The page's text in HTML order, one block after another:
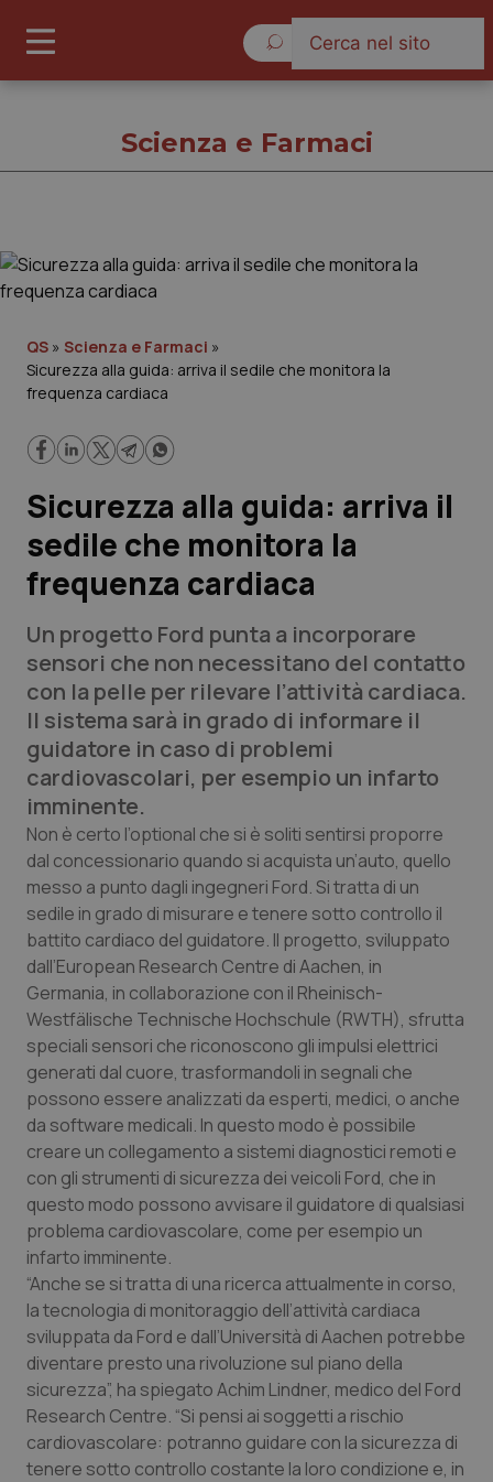
Governo e Parlamento
Regioni e Asl
Lavoro e Professioni
Scienza e Farmaci
Studi e Analisi
Lettere al direttore
Edizioni Regionali
QS Pro
Professionisti Sanitari.AI
Abruzzo
Basilicata
Calabria
Campania
Emilia-Romagna
Friuli Venezia Giulia
Lazio
Liguria
Lombardia
Marche
Molise
QS Pro Gold
Artrite & artrosi
Asma & BPCO
Car-T
Colesterolo & coronaropatie
Dermatite Atopica
Diabete & glucometri
Disturbi dell’umore
Dolore
Donna & Salute
Epatiti
QS Club Newsletter
Scienza e Farmaci
QS » Scienza e Farmaci »
Sicurezza alla guida: arriva il sedile che monitora la
frequenza cardiaca
Sicurezza alla guida: arriva il
sedile che monitora la
frequenza cardiaca
Un progetto Ford punta a incorporare
sensori che non necessitano del contatto
con la pelle per rilevare l’attività cardiaca.
Il sistema sarà in grado di informare il
guidatore in caso di problemi
cardiovascolari, per esempio un infarto
imminente.
Non è certo l’optional che si è soliti sentirsi proporre
dal concessionario quando si acquista un’auto, quello
messo a punto dagli ingegneri Ford. Si tratta di un
sedile in grado di misurare e tenere sotto controllo il
battito cardiaco del guidatore. Il progetto, sviluppato
dall’European Research Centre di Aachen, in
Germania, in collaborazione con il Rheinisch-
Westfälische Technische Hochschule (RWTH), sfrutta
speciali sensori che riconoscono gli impulsi elettrici
generati dal cuore, trasformandoli in segnali che
possono essere analizzati da esperti, medici, o anche
da software medicali. In questo modo è possibile
creare un collegamento a sistemi diagnostici remoti e
con gli strumenti di sicurezza dei veicoli Ford, che in
questo modo possono avvisare il guidatore di qualsiasi
problema cardiovascolare, come per esempio un
infarto imminente.
“Anche se si tratta di una ricerca attualmente in corso,
la tecnologia di monitoraggio dell’attività cardiaca
sviluppata da Ford e dall’Università di Aachen potrebbe
diventare presto una rivoluzione sul piano della
sicurezza”, ha spiegato Achim Lindner, medico del Ford
Research Centre. “Si pensi ai soggetti a rischio
cardiovascolare: potranno guidare con la sicurezza di
tenere sotto controllo costante la loro condizione e, in